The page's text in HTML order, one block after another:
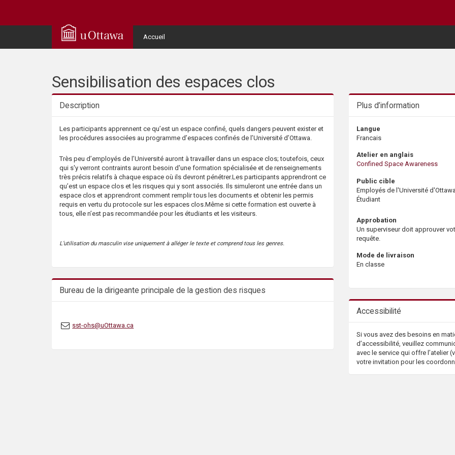
Accueil
User
Menu
Sensibilisation des espaces clos
Description
Description
Les participants apprennent ce qu’est un espace confiné, quels dangers peuvent exister et
les procédures associées au programme d’espaces confinés de l’Université d’Ottawa.
Très peu d’employés de l’Université auront à travailler dans un espace clos; toutefois, ceux
qui s'y verront contraints auront besoin d'une formation spécialisée et de renseignements
très précis relatifs à chaque espace où ils devront pénétrer.Les participants apprendront ce
qu’est un espace clos et les risques qui y sont associés. Ils simuleront une entrée dans un
espace clos et apprendront comment remplir tous les documents et obtenir les permis
requis en vertu du protocole sur les espaces clos.Même si cette formation est ouverte à
tous, elle n’est pas recommandée pour les étudiants et les visiteurs.
L’utilisation du masculin vise uniquement à alléger le texte et comprend tous les genres.
Bureau de la dirigeante principale de la gestion des risques
sst-ohs@uOttawa.ca
Plus d’information
Langue
Francais
Atelier en anglais
Confined Space Awareness
Public cible
Employés de l'Université d'Ottawa
Étudiant
Approbation
Un superviseur doit approuver
requête.
Mode de livraison
En classe
Accessibilité
Si vous avez des besoins en
d’accessibilité, veuillez
avec le service qui offre l’atelier
votre invitation pour les